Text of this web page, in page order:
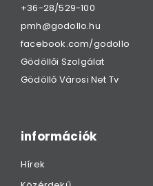
+36-28/529-100
pmh@godollo.hu
facebook.com/godollo
Gödöllői Szolgálat
Gödöllő Városi Net Tv
információk
Hírek